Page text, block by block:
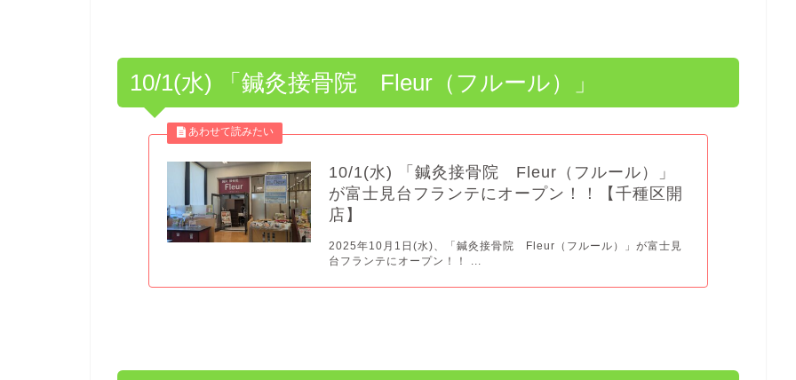
10/1(水) 「鍼灸接骨院 Fleur（フルール）」
10/1(水) 「鍼灸接骨院 Fleur（フルール）」
が富士見台フランテにオープン！！【千種区開
店】
2025年10月1日(水)、「鍼灸接骨院 Fleur（フルール）」が富士見
台フランテにオープン！！ ...